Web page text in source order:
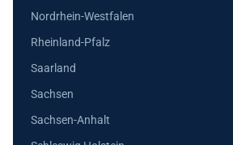
Nordrhein-Westfalen
Rheinland-Pfalz
Saarland
Sachsen
Sachsen-Anhalt